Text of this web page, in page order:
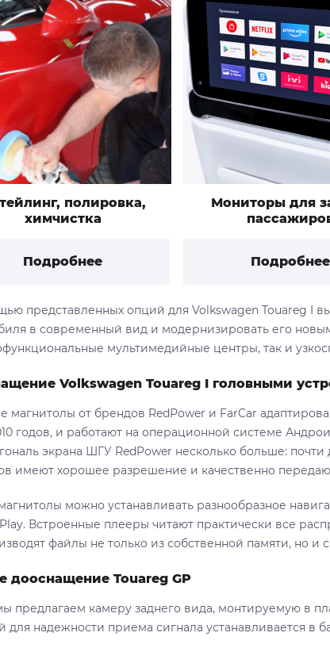
полировка,
химчистка
Подробнее
Мониторы для
Подробнее
представленных опций для Volkswagen Touareg I
в современный вид и модернизировать его
мультимедийные центры, так и
Volkswagen Touareg I головными
магнитолы от брендов RedPower и FarCar
годов, и работают на операционной системе
экрана ШГУ RedPower несколько больше:
имеют хорошее разрешение и качественно
можно устанавливать разнообразное
Встроенные плееры читают практически все
файлы не только из собственной памяти, но и
дооснащение Touareg GP
предлагаем камеру заднего вида, монтируемую в
для надежности приема сигнала устанавливается в